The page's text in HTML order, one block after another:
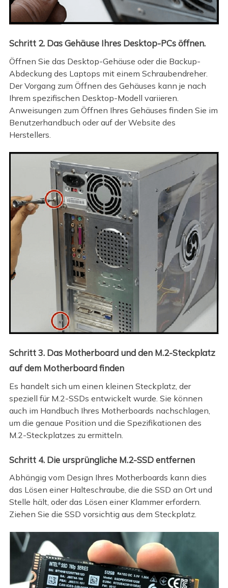
Schritt 2. Das Gehäuse Ihres Desktop-PCs öffnen.
Öffnen Sie das Desktop-Gehäuse oder die Backup-
Abdeckung des Laptops mit einem Schraubendreher.
Der Vorgang zum Öffnen des Gehäuses kann je nach
Ihrem spezifischen Desktop-Modell variieren.
Anweisungen zum Öffnen Ihres Gehäuses finden Sie im
Benutzerhandbuch oder auf der Website des
Herstellers.
Schritt 3. Das Motherboard und den M.2-Steckplatz
auf dem Motherboard finden
Es handelt sich um einen kleinen Steckplatz, der
speziell für M.2-SSDs entwickelt wurde. Sie können
auch im Handbuch Ihres Motherboards nachschlagen,
um die genaue Position und die Spezifikationen des
M.2-Steckplatzes zu ermitteln.
Schritt 4. Die ursprüngliche M.2-SSD entfernen
Abhängig vom Design Ihres Motherboards kann dies
das Lösen einer Halteschraube, die die SSD an Ort und
Stelle hält, oder das Lösen einer Klammer erfordern.
Ziehen Sie die SSD vorsichtig aus dem Steckplatz.